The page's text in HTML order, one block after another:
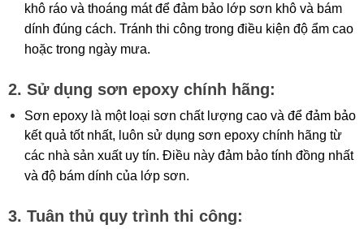
khô ráo và thoáng mát để đảm bảo lớp sơn khô và bám
dính đúng cách. Tránh thi công trong điều kiện độ ẩm cao
hoặc trong ngày mưa.
2. Sử dụng sơn epoxy chính hãng:
Sơn epoxy là một loại sơn chất lượng cao và để đảm bảo
kết quả tốt nhất, luôn sử dụng sơn epoxy chính hãng từ
các nhà sản xuất uy tín. Điều này đảm bảo tính đồng nhất
và độ bám dính của lớp sơn.
3. Tuân thủ quy trình thi công: